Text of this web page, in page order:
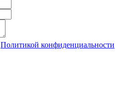
Политикой конфиденциальности